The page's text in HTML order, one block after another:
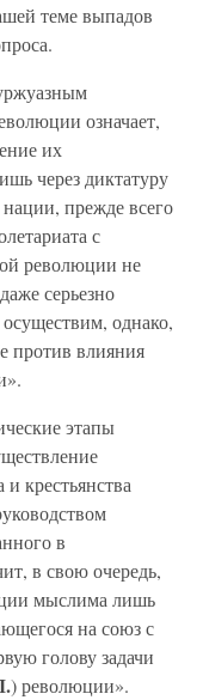
теме выпадов
означает,
их
через диктатуру
прежде всего
с
революции не
серьезно
однако,
против влияния
этапы
крестьянства
в
в свою очередь,
мыслима лишь
на союз с
голову задачи
) революции».